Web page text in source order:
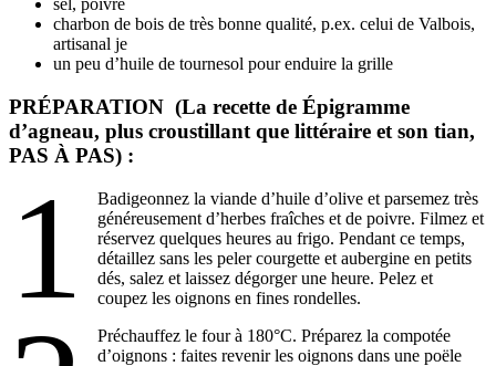
sel, poivre
charbon de bois de très bonne qualité, p.ex. celui de Valbois,
artisanal je
un peu d’huile de tournesol pour enduire la grille
PRÉPARATION (La recette de Épigramme
d’agneau, plus croustillant que littéraire et son tian,
PAS À PAS) :
1
Badigeonnez la viande d’huile d’olive et parsemez très
généreusement d’herbes fraîches et de poivre. Filmez et
réservez quelques heures au frigo. Pendant ce temps,
détaillez sans les peler courgette et aubergine en petits
dés, salez et laissez dégorger une heure. Pelez et
coupez les oignons en fines rondelles.
Préchauffez le four à 180°C. Préparez la compotée
d’oignons : faites revenir les oignons dans une poële